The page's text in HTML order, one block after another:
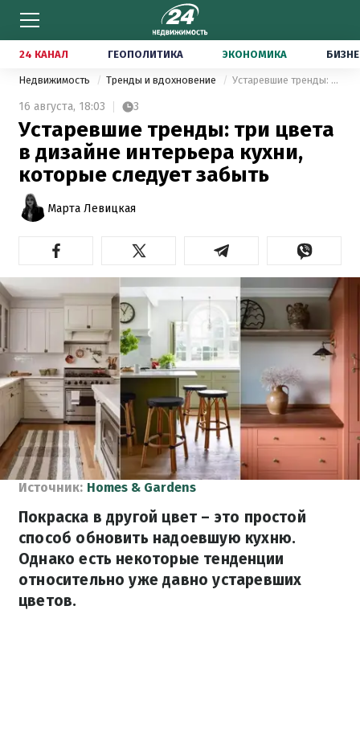
24 КАНАЛ ГЕОПОЛИТИКА ЭКОНОМИКА
Недвижимость Тренды и вдохновение Устаревшие тренды: три цвета в дизайне интерьера кухни, которые следует забыть
16 августа, 18:03 3
Устаревшие тренды: три цвета
в дизайне интерьера кухни,
которые следует забыть
Марта Левицкая
Источник: Homes & Gardens
Покраска в другой цвет – это простой
способ обновить надоевшую кухню.
Однако есть некоторые тенденции
относительно уже давно устаревших
цветов.